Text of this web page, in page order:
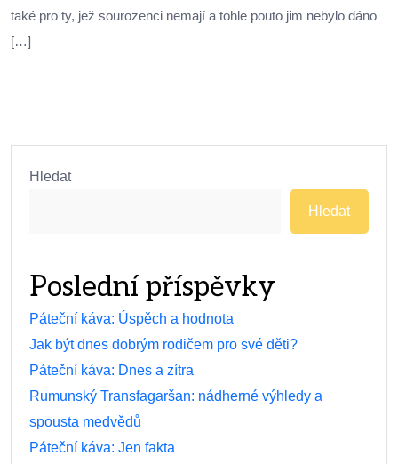
také pro ty, jež sourozenci nemají a tohle pouto jim nebylo dáno
[…]
Hledat
Hledat
Poslední příspěvky
Páteční káva: Úspěch a hodnota
Jak být dnes dobrým rodičem pro své děti?
Páteční káva: Dnes a zítra
Rumunský Transfagaršan: nádherné výhledy a
spousta medvědů
Páteční káva: Jen fakta